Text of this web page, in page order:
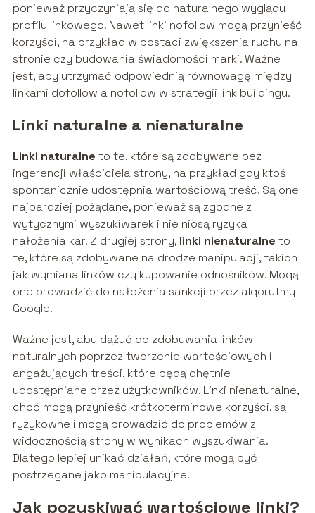
ponieważ przyczyniają się do naturalnego wyglądu
profilu linkowego. Nawet linki nofollow mogą przynieść
korzyści, na przykład w postaci zwiększenia ruchu na
stronie czy budowania świadomości marki. Ważne
jest, aby utrzymać odpowiednią równowagę między
linkami dofollow a nofollow w strategii link buildingu.
Linki naturalne a nienaturalne
Linki naturalne to te, które są zdobywane bez
ingerencji właściciela strony, na przykład gdy ktoś
spontanicznie udostępnia wartościową treść. Są one
najbardziej pożądane, ponieważ są zgodne z
wytycznymi wyszukiwarek i nie niosą ryzyka
nałożenia kar. Z drugiej strony, linki nienaturalne to
te, które są zdobywane na drodze manipulacji, takich
jak wymiana linków czy kupowanie odnośników. Mogą
one prowadzić do nałożenia sankcji przez algorytmy
Google.
Ważne jest, aby dążyć do zdobywania linków
naturalnych poprzez tworzenie wartościowych i
angażujących treści, które będą chętnie
udostępniane przez użytkowników. Linki nienaturalne,
choć mogą przynieść krótkoterminowe korzyści, są
ryzykowne i mogą prowadzić do problemów z
widocznością strony w wynikach wyszukiwania.
Dlatego lepiej unikać działań, które mogą być
postrzegane jako manipulacyjne.
Jak pozyskiwać wartościowe linki?